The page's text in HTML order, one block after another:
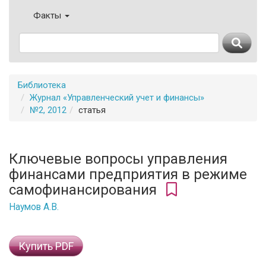
Факты
Библиотека
Журнал «Управленческий учет и финансы»
№2, 2012
статья
Ключевые вопросы управления
финансами предприятия в режиме
самофинансирования
Наумов А.В.
Купить PDF